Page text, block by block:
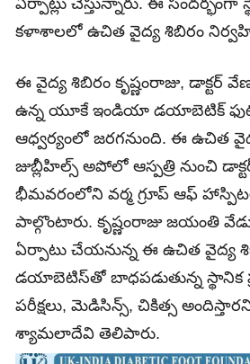
ఏర్పాట్లు చేస్తున్నారు. ఈ సందర్భంగా
కళాశాలలో ఉచిత వైద్య శిబిరం
ఈ వైద్య శిబిరం కృష్ణంరాజు, డాక్టర్
ఉన్న యూకే ఇండియా డయాబెటిక్
ఆధ్వర్యంలో జరగనుంది. ఈ ఉచిత
జుబ్లీహిల్స్ అపోలో ఆస్పత్రి నుంచి
భీమవరంలోని వర్మ గ్రూప్ ఆఫ్
పాల్గొంటారు. కృష్ణంరాజు జయంతి
ఏర్పాటు చేయనున్న ఈ ఉచిత వైద్య
డయాబెటిస్‌తో బాధపడుతున్న స్థానిక
పరీక్షలు, మెడిసిన్స్, చికిత్స
శ్యామలాదేవి తెలిపారు.